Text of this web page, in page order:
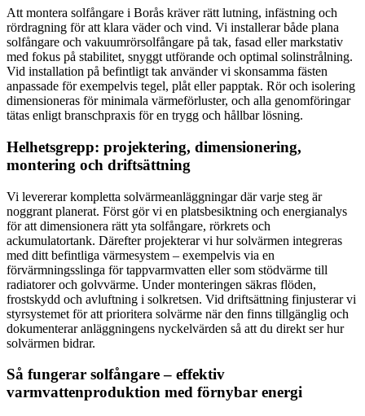
Att montera solfångare i Borås kräver rätt lutning, infästning och
rördragning för att klara väder och vind. Vi installerar både plana
solfångare och vakuumrörsolfångare på tak, fasad eller markstativ
med fokus på stabilitet, snyggt utförande och optimal solinstrålning.
Vid installation på befintligt tak använder vi skonsamma fästen
anpassade för exempelvis tegel, plåt eller papptak. Rör och isolering
dimensioneras för minimala värmeförluster, och alla genomföringar
tätas enligt branschpraxis för en trygg och hållbar lösning.
Helhetsgrepp: projektering, dimensionering,
montering och driftsättning
Vi levererar kompletta solvärmeanläggningar där varje steg är
noggrant planerat. Först gör vi en platsbesiktning och energianalys
för att dimensionera rätt yta solfångare, rörkrets och
ackumulatortank. Därefter projekterar vi hur solvärmen integreras
med ditt befintliga värmesystem – exempelvis via en
förvärmningsslinga för tappvarmvatten eller som stödvärme till
radiatorer och golvvärme. Under monteringen säkras flöden,
frostskydd och avluftning i solkretsen. Vid driftsättning finjusterar vi
styrsystemet för att prioritera solvärme när den finns tillgänglig och
dokumenterar anläggningens nyckelvärden så att du direkt ser hur
solvärmen bidrar.
Så fungerar solfångare – effektiv
varmvattenproduktion med förnybar energi